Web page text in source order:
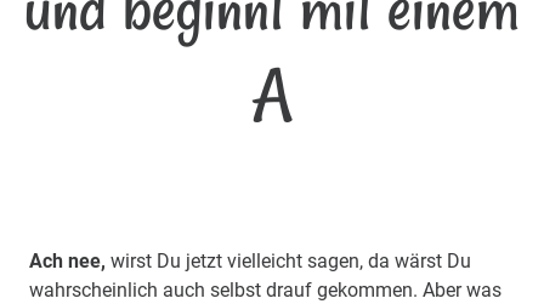
A
Ach nee, wirst Du jetzt vielleicht sagen, da wärst Du
wahrscheinlich auch selbst drauf gekommen. Aber was